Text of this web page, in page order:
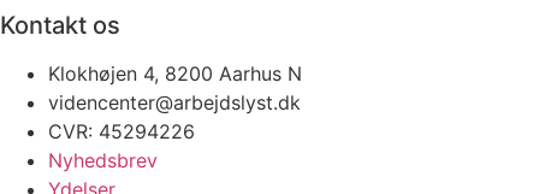
Kontakt os
Klokhøjen 4, 8200 Aarhus N
videncenter@arbejdslyst.dk
CVR: 45294226
Nyhedsbrev
Ydelser